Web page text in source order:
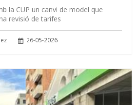
la CUP un canvi de model que
revisió de tarifes
| 26-05-2026